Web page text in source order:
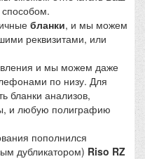
способом.
бланки, и мы можем
реквизитами, или
и мы можем даже
по низу. Для
бланки анализов,
и любую полиграфию
пополнился
дубликатором) Riso RZ